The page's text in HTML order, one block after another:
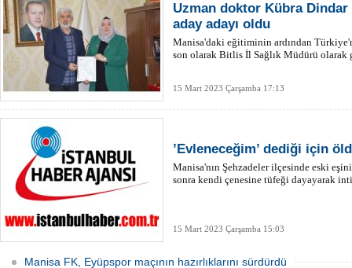
Uzman doktor Kübra Dindar
aday adayı oldu
Manisa'daki eğitiminin ardından
son olarak Bitlis İl Sağlık Müdürü olarak
15 Mart 2023 Çarşamba 17:13
’Evleneceğim’ dediği için
Manisa'nın Şehzadeler ilçesinde eski
sonra kendi çenesine tüfeği dayayarak
15 Mart 2023 Çarşamba 15:03
Manisa FK, Eyüpspor maçının hazırlıklarını sürdürdü